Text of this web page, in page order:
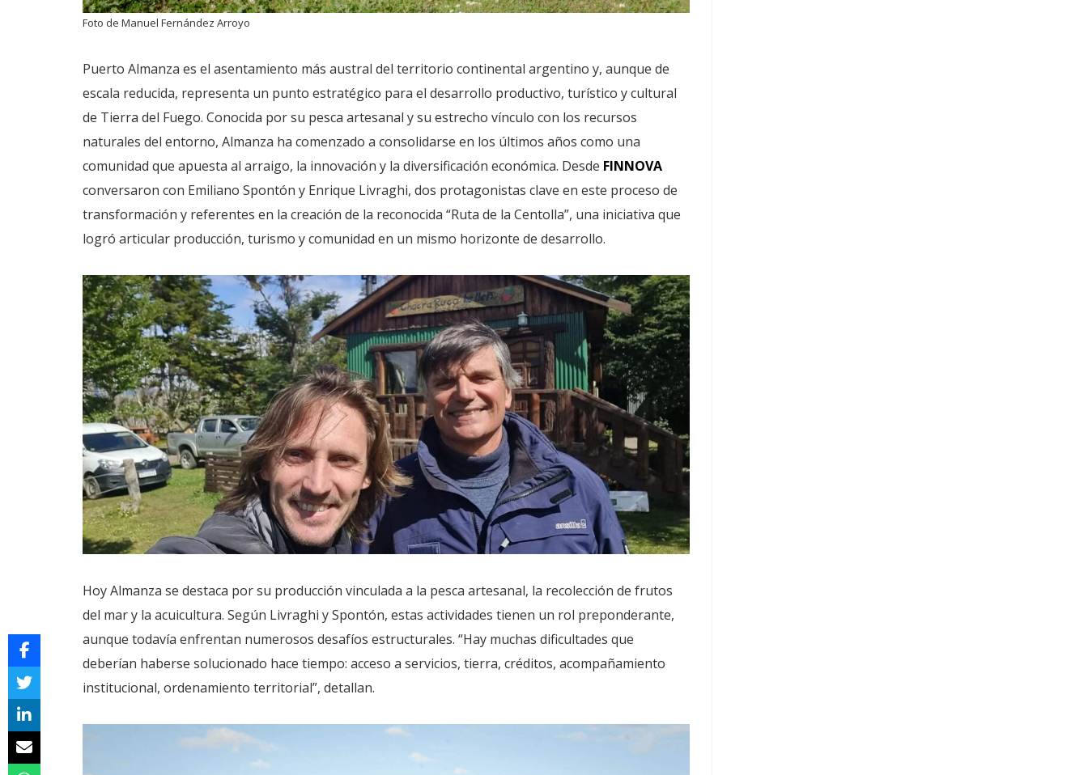
Foto de Manuel Fernández Arroyo
Puerto Almanza es el asentamiento más austral del territorio continental argentino y, aunque de
escala reducida, representa un punto estratégico para el desarrollo productivo, turístico y cultural
de Tierra del Fuego. Conocida por su pesca artesanal y su estrecho vínculo con los recursos
naturales del entorno, Almanza ha comenzado a consolidarse en los últimos años como una
comunidad que apuesta al arraigo, la innovación y la diversificación económica. Desde FINNOVA
conversaron con Emiliano Spontón y Enrique Livraghi, dos protagonistas clave en este proceso de
transformación y referentes en la creación de la reconocida “Ruta de la Centolla”, una iniciativa que
logró articular producción, turismo y comunidad en un mismo horizonte de desarrollo.
Hoy Almanza se destaca por su producción vinculada a la pesca artesanal, la recolección de frutos
del mar y la acuicultura. Según Livraghi y Spontón, estas actividades tienen un rol preponderante,
aunque todavía enfrentan numerosos desafíos estructurales. “Hay muchas dificultades que
deberían haberse solucionado hace tiempo: acceso a servicios, tierra, créditos, acompañamiento
institucional, ordenamiento territorial”, detallan.